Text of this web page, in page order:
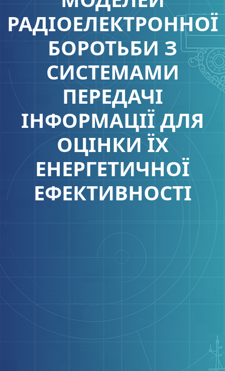
РАДІОЕЛЕКТРОННОЇ
БОРОТЬБИ З
СИСТЕМАМИ
ПЕРЕДАЧІ
ІНФОРМАЦІЇ ДЛЯ
ОЦІНКИ ЇХ
ЕНЕРГЕТИЧНОЇ
ЕФЕКТИВНОСТІ